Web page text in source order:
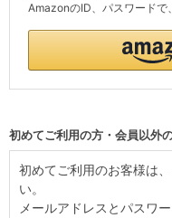
AmazonのID、パスワードで
初めてご利用の方・会員以外
初めてご利用のお客様は
い。
メールアドレスとパスワ